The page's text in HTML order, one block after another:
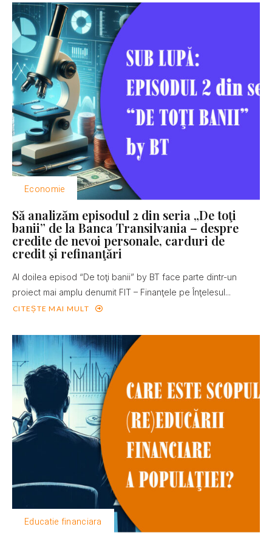
Economie
Să analizăm episodul 2 din seria „De toţi
banii” de la Banca Transilvania – despre
credite de nevoi personale, carduri de
credit şi refinanţări
Al doilea episod “De toţi banii” by BT face parte dintr-un
proiect mai amplu denumit FIT – Finanţele pe Înţelesul...
CITEȘTE MAI MULT
Educatie financiara